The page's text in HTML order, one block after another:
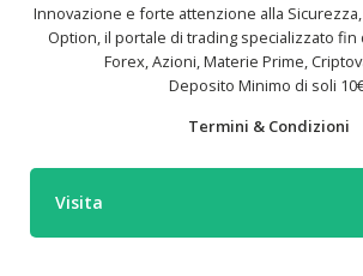
Innovazione e forte attenzione alla
Option, il portale di trading specializzato fin
Forex, Azioni, Materie Prime,
Deposito Minimo di soli
Termini & Condizioni
Visita